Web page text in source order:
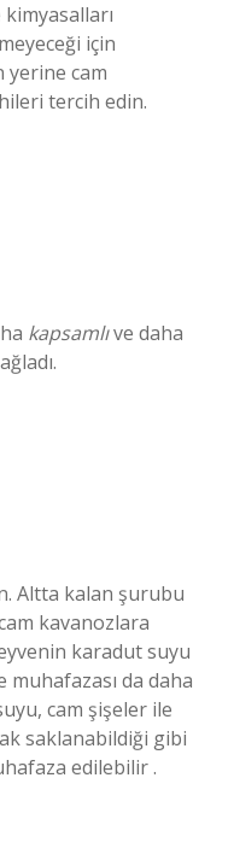
için
yerine cam
tercih edin.
kapsamlıve daha
Altta kalan şurubu
kavanozlara
karadut suyu
da daha
cam şişeler ile
saklanabildiği gibi
edilebilir .